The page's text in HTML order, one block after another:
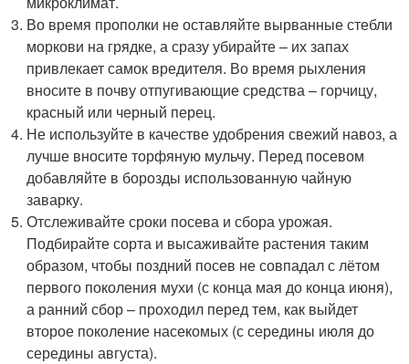
Во время прополки не оставляйте вырванные стебли
моркови на грядке, а сразу убирайте – их запах
привлекает самок вредителя. Во время рыхления
вносите в почву отпугивающие средства – горчицу,
красный или черный перец.
Не используйте в качестве удобрения свежий навоз, а
лучше вносите торфяную мульчу. Перед посевом
добавляйте в борозды использованную чайную
заварку.
Отслеживайте сроки посева и сбора урожая.
Подбирайте сорта и высаживайте растения таким
образом, чтобы поздний посев не совпадал с лётом
первого поколения мухи (с конца мая до конца июня),
а ранний сбор – проходил перед тем, как выйдет
второе поколение насекомых (с середины июля до
середины августа).